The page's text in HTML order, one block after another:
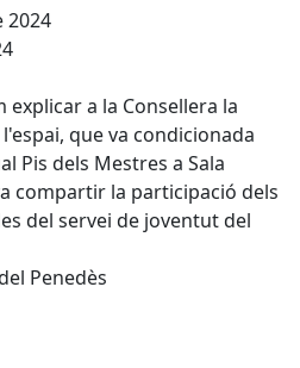
2024
explicar a la Consellera la
que va condicionada
Pis dels Mestres a Sala
compartir la participació dels
del servei de joventut del
Penedès